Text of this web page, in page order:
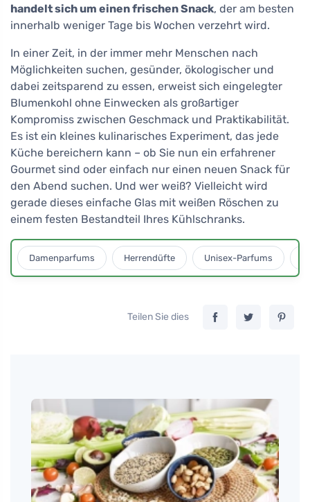
handelt sich um einen frischen Snack, der am besten
innerhalb weniger Tage bis Wochen verzehrt wird.
In einer Zeit, in der immer mehr Menschen nach
Möglichkeiten suchen, gesünder, ökologischer und
dabei zeitsparend zu essen, erweist sich eingelegter
Blumenkohl ohne Einwecken als großartiger
Kompromiss zwischen Geschmack und Praktikabilität.
Es ist ein kleines kulinarisches Experiment, das jede
Küche bereichern kann – ob Sie nun ein erfahrener
Gourmet sind oder einfach nur einen neuen Snack für
den Abend suchen. Und wer weiß? Vielleicht wird
gerade dieses einfache Glas mit weißen Röschen zu
einem festen Bestandteil Ihres Kühlschranks.
Damenparfums Herrendüfte Unisex-Parfums
Teilen Sie dies